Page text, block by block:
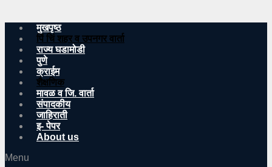
मुखपृष्ठ
पिं चिं शहर व उपनगर वार्ता
राज्य घडामोडी
पुणे
क्राईम
शैक्षणिक
मावळ व जि. वार्ता
संपादकीय
जाहिराती
इ- पेपर
About us
Menu